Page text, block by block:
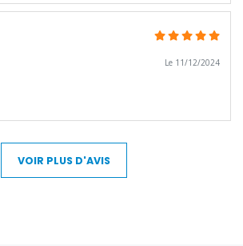
Le 11/12/2024
VOIR PLUS D'AVIS